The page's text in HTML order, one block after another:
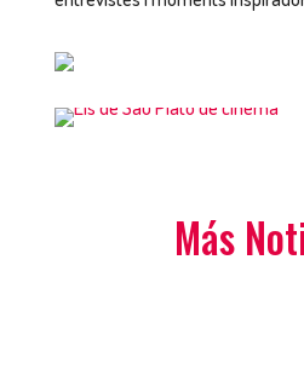
Más